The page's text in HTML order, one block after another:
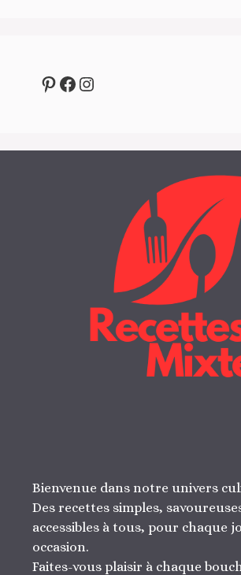
Pinterest
Facebook
Instagram
Bienvenue dans notre univers
Des recettes simples,
accessibles à tous, pour chaque
occasion.
Faites-vous plaisir à chaque